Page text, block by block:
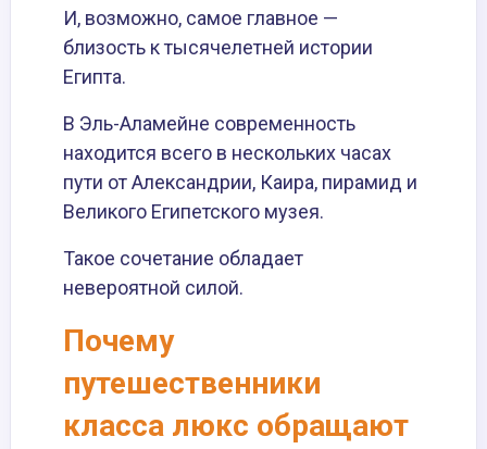
И, возможно, самое главное —
близость к тысячелетней истории
Египта.
В Эль-Аламейне современность
находится всего в нескольких часах
пути от Александрии, Каира, пирамид и
Великого Египетского музея.
Такое сочетание обладает
невероятной силой.
Почему
путешественники
класса люкс обращают